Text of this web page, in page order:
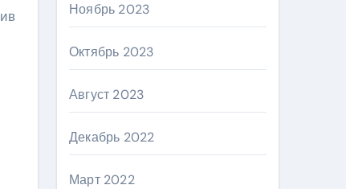
Ноябрь 2023
Октябрь 2023
Август 2023
Декабрь 2022
Март 2022